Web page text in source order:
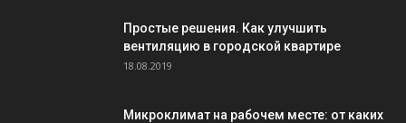
Простые решения. Как улучшить
вентиляцию в городской квартире
18.08.2019
Микроклимат на рабочем месте: от каких